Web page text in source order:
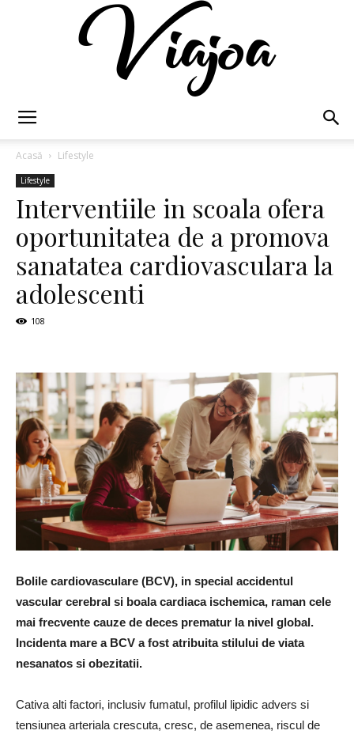
Acasă Lifestyle
Lifestyle
Interventiile in scoala ofera
oportunitatea de a promova
sanatatea cardiovasculara la
adolescenti
108
Bolile cardiovasculare (BCV), in special accidentul
vascular cerebral si boala cardiaca ischemica, raman cele
mai frecvente cauze de deces prematur la nivel global.
Incidenta mare a BCV a fost atribuita stilului de viata
nesanatos si obezitatii.
Cativa alti factori, inclusiv fumatul, profilul lipidic advers si
tensiunea arteriala crescuta, cresc, de asemenea, riscul de